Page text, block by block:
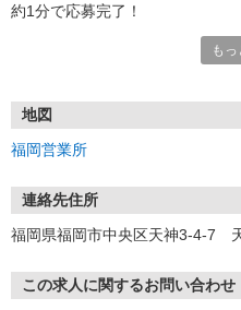
約1分で応募完了！
①応募から3営業日を目安に、メ
★スマホでWEB面接（LINEなど
す
③面接実施（履歴書不要）
※ご希望があれば、職場見学の調
も
地図
福岡営業所
連絡先住所
福岡県福岡市中央区天神3-4-7
この求人に関するお問い合わせ